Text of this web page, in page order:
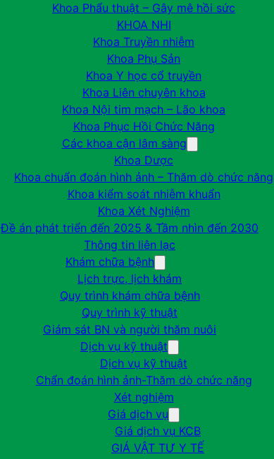
Khoa Phẩu thuật – Gây mê hồi sức
KHOA NHI
Khoa Truyền nhiễm
Khoa Phụ Sản
Khoa Y học cổ truyền
Khoa Liên chuyên khoa
Khoa Nội tim mạch – Lão khoa
Khoa Phục Hồi Chức Năng
Các khoa cận lâm sàng
Khoa Dược
Khoa chuẩn đoán hình ảnh – Thăm dò chức năng
Khoa kiểm soát nhiễm khuẩn
Khoa Xét Nghiệm
Đề án phát triển đến 2025 & Tầm nhìn đến 2030
Thông tin liên lạc
Khám chữa bệnh
Lịch trực, lịch khám
Quy trình khám chữa bệnh
Quy trình kỹ thuật
Giám sát BN và người thăm nuôi
Dịch vụ kỹ thuật
Dịch vụ kỹ thuật
Chẩn đoán hình ảnh-Thăm dò chức năng
Xét nghiệm
Giá dịch vụ
Giá dịch vụ KCB
GIÁ VẬT TƯ Y TẾ